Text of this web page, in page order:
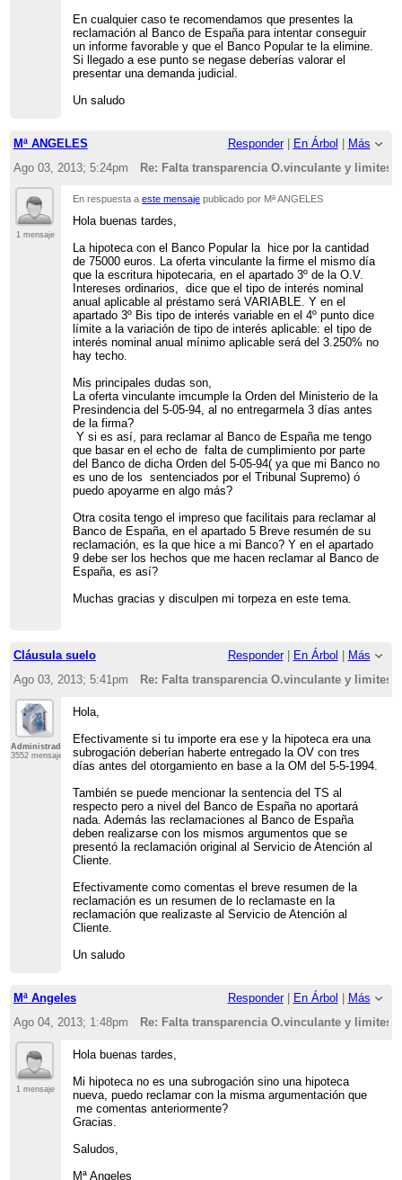
En cualquier caso te recomendamos que presentes la
reclamación al Banco de España para intentar conseguir
un informe favorable y que el Banco Popular te la elimine.
Si llegado a ese punto se negase deberías valorar el
presentar una demanda judicial.
Un saludo
Mª ANGELES Responder| En Árbol
Más
Ago 03, 2013; 5:24pm
Re: Falta transparencia O.vinculante y limites
1 mensaje
En respuesta aeste mensaje publicado por Mª ANGELES
Hola buenas tardes,
La hipoteca con el Banco Popular la hice por la cantidad
de 75000 euros. La oferta vinculante la firme el mismo día
que la escritura hipotecaria, en el apartado 3º de la O.V.
Intereses ordinarios, dice que el tipo de interés nominal
anual aplicable al préstamo será VARIABLE. Y en el
apartado 3º Bis tipo de interés variable en el 4º punto dice
límite a la variación de tipo de interés aplicable: el tipo de
interés nominal anual mínimo aplicable será del 3.250% no
hay techo.
Mis principales dudas son,
La oferta vinculante imcumple la Orden del Ministerio de la
Presindencia del 5-05-94, al no entregarmela 3 días antes
de la firma?
Y si es así, para reclamar al Banco de España me tengo
que basar en el echo de falta de cumplimiento por parte
del Banco de dicha Orden del 5-05-94( ya que mi Banco no
es uno de los sentenciados por el Tribunal Supremo) ó
puedo apoyarme en algo más?
Otra cosita tengo el impreso que facilitais para reclamar al
Banco de España, en el apartado 5 Breve resumén de su
reclamación, es la que hice a mi Banco? Y en el apartado
9 debe ser los hechos que me hacen reclamar al Banco de
España, es así?
Muchas gracias y disculpen mi torpeza en este tema.
Cláusula suelo Responder| En Árbol
Más
Ago 03, 2013; 5:41pm
Re: Falta transparencia O.vinculante y limites
Administrador
3552 mensajes
Hola,
Efectivamente si tu importe era ese y la hipoteca era una
subrogación deberían haberte entregado la OV con tres
días antes del otorgamiento en base a la OM del 5-5-1994.
También se puede mencionar la sentencia del TS al
respecto pero a nivel del Banco de España no aportará
nada. Además las reclamaciones al Banco de España
deben realizarse con los mismos argumentos que se
presentó la reclamación original al Servicio de Atención al
Cliente.
Efectivamente como comentas el breve resumen de la
reclamación es un resumen de lo reclamaste en la
reclamación que realizaste al Servicio de Atención al
Cliente.
Un saludo
Mª Angeles Responder| En Árbol
Más
Ago 04, 2013; 1:48pm
Re: Falta transparencia O.vinculante y limites
1 mensaje
Hola buenas tardes,
Mi hipoteca no es una subrogación sino una hipoteca
nueva, puedo reclamar con la misma argumentación que
me comentas anteriormente?
Gracias.
Saludos,
Mª Angeles